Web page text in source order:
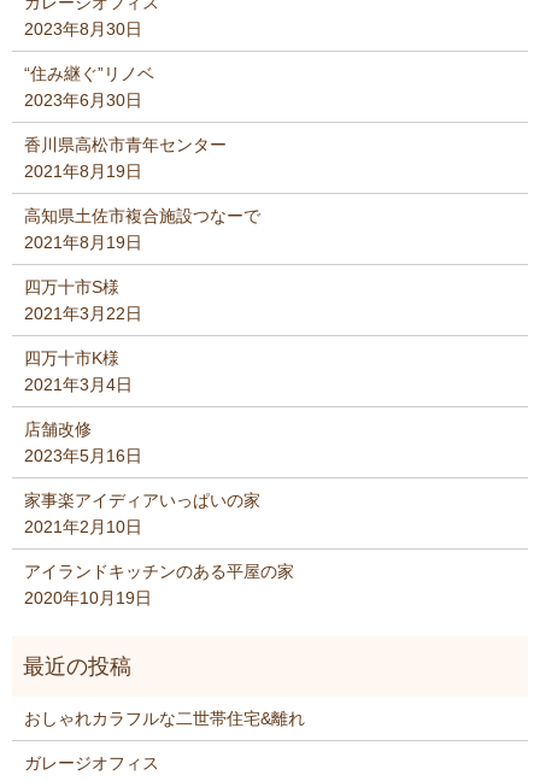
2023年8月30日
“住み継ぐ”リノベ
2023年6月30日
香川県高松市青年センター
2021年8月19日
高知県土佐市複合施設つなーで
2021年8月19日
四万十市S様
2021年3月22日
四万十市K様
2021年3月4日
店舗改修
2023年5月16日
家事楽アイディアいっぱいの家
2021年2月10日
アイランドキッチンのある平屋の家
2020年10月19日
おしゃれカラフルな二世帯住宅&離れ
ガレージオフィス